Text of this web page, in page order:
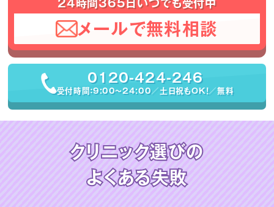
24時間365日いつでも受付中
メールで無料相談
0120-424-246
受付時間：9:00〜24:00／土日祝もOK！／無料
クリニック選びの
よくある失敗